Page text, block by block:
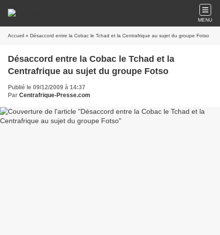
MENU
Accueil » Désaccord entre la Cobac le Tchad et la Centrafrique au sujet du groupe Fotso
Désaccord entre la Cobac le Tchad et la
Centrafrique au sujet du groupe Fotso
Publié le 09/12/2009 à 14:37
Par Centrafrique-Presse.com